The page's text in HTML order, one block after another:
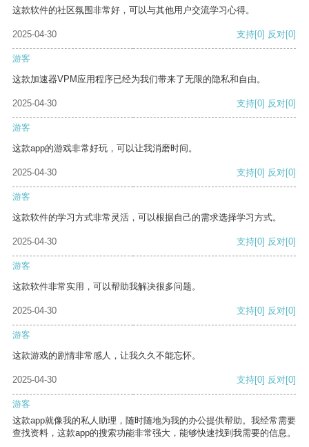
这款软件的社区氛围非常好，可以与其他用户交流学习心得。
2025-04-30 支持[0] 反对[0]
游客
这款加速器VPM应用程序已经为我们带来了无限的隐私和自由。
2025-04-30 支持[0] 反对[0]
游客
这款app的游戏非常好玩，可以让我消磨时间。
2025-04-30 支持[0] 反对[0]
游客
这款软件的学习方式非常灵活，可以根据自己的需求选择学习方式。
2025-04-30 支持[0] 反对[0]
游客
这款软件非常实用，可以帮助我解决很多问题。
2025-04-30 支持[0] 反对[0]
游客
这款游戏的剧情非常感人，让我久久不能忘怀。
2025-04-30 支持[0] 反对[0]
游客
这款app就像我的私人助理，随时随地为我的办公提供帮助。我经常需要
查找资料，这款app的搜索功能非常强大，能够快速找到我需要的信息。